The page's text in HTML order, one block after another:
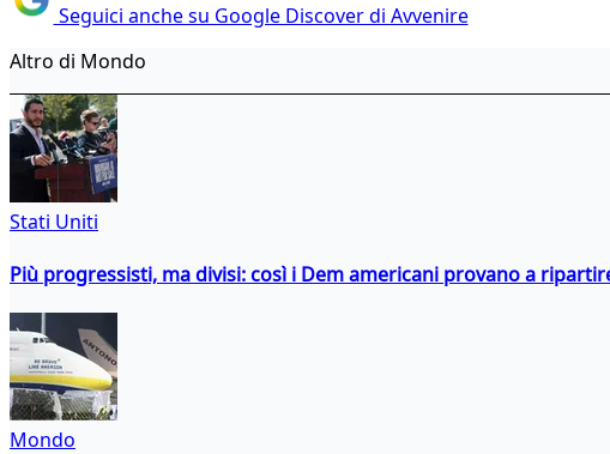
Seguici anche su Google Discover di Avvenire
Altro di Mondo
Stati Uniti
Più progressisti, ma divisi: così i Dem americani provano a
Mondo